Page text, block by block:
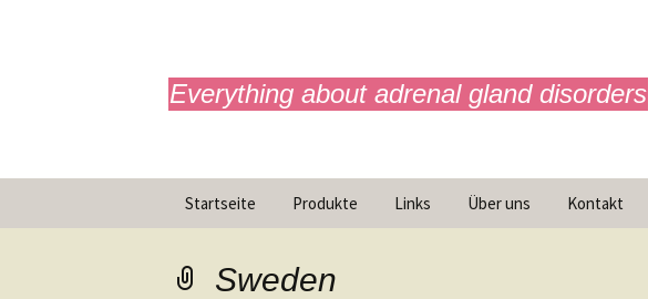
Everything about adrenal gland disorders
Startseite Produkte
Transition
Links Über uns Kontakt
Sweden